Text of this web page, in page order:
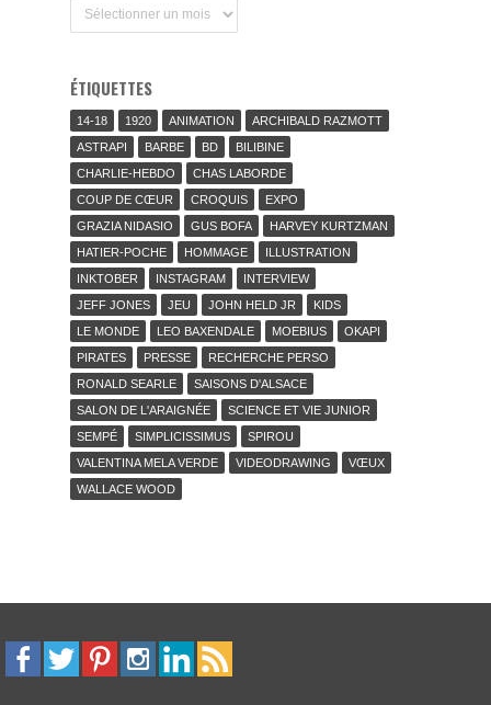
ÉTIQUETTES
14-18 1920 ANIMATION
ARCHIBALD RAZMOTT
ASTRAPI
BARBE BD
BILIBINE
CHARLIE-HEBDO
CHAS LABORDE
COUP DE CŒUR
CROQUIS
EXPO
GRAZIA NIDASIO
GUS BOFA
HARVEY KURTZMAN
HATIER-POCHE
HOMMAGE
ILLUSTRATION
INKTOBER
INSTAGRAM
INTERVIEW
JEFF JONES
JEU JOHN HELD JR
KIDS
LE MONDE
LEO BAXENDALE MOEBIUS
OKAPI
PIRATES
PRESSE
RECHERCHE PERSO
RONALD SEARLE
SAISONS D'ALSACE
SALON DE L'ARAIGNÉE
SCIENCE ET VIE JUNIOR
SEMPÉ
SIMPLICISSIMUS
SPIROU
VALENTINA MELA VERDE
VIDEODRAWING
VŒUX
WALLACE WOOD